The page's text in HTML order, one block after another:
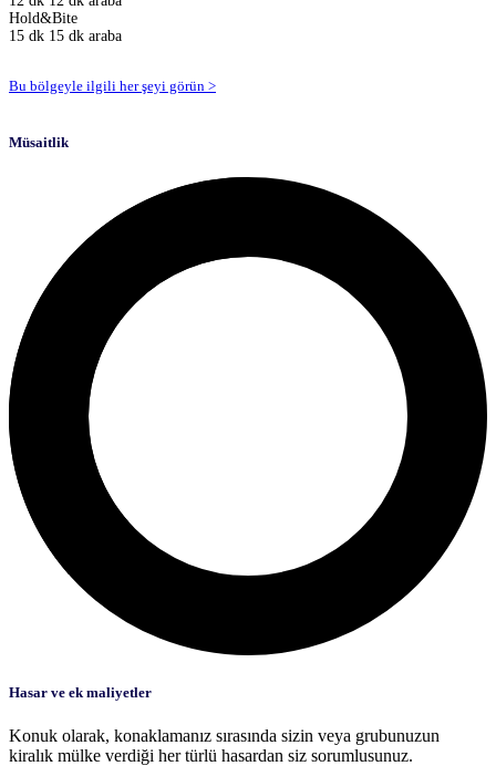
Hold&Bite
15 dk 15 dk araba
Bu bölgeyle ilgili her şeyi görün >
Müsaitlik
Hasar ve ek maliyetler
Konuk olarak, konaklamanız sırasında sizin veya grubunuzun
kiralık mülke verdiği her türlü hasardan siz sorumlusunuz.